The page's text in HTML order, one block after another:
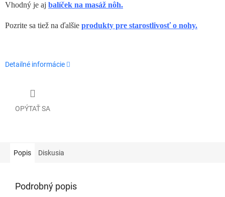
Vhodný je aj balíček na masáž nôh.
Pozrite sa tiež na ďalšie produkty pre starostlivosť o nohy.
Detailné informácie
OPÝTAŤ SA
Popis Diskusia
Podrobný popis